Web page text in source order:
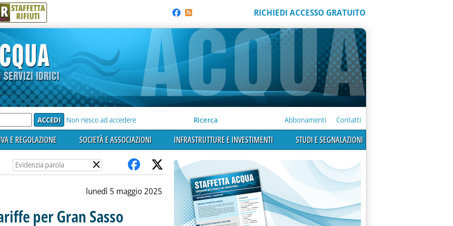
R STAFFETTA
RIFIUTI RICHIEDI ACCESSO GRATUITO
Non riesco ad accedere Ricerca Abbonamenti Contatti
E REGOLAZIONE SOCIETÀ E ASSOCIAZIONI INFRASTRUTTURE E INVESTIMENTI STUDI E SEGNALAZIONI
×
lunedì 5 maggio 2025
per Gran Sasso